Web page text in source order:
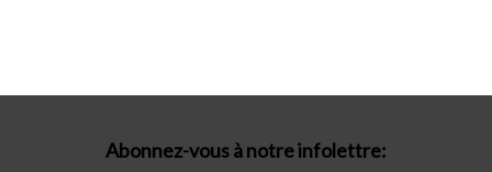
Abonnez-vous à notre infolettre: